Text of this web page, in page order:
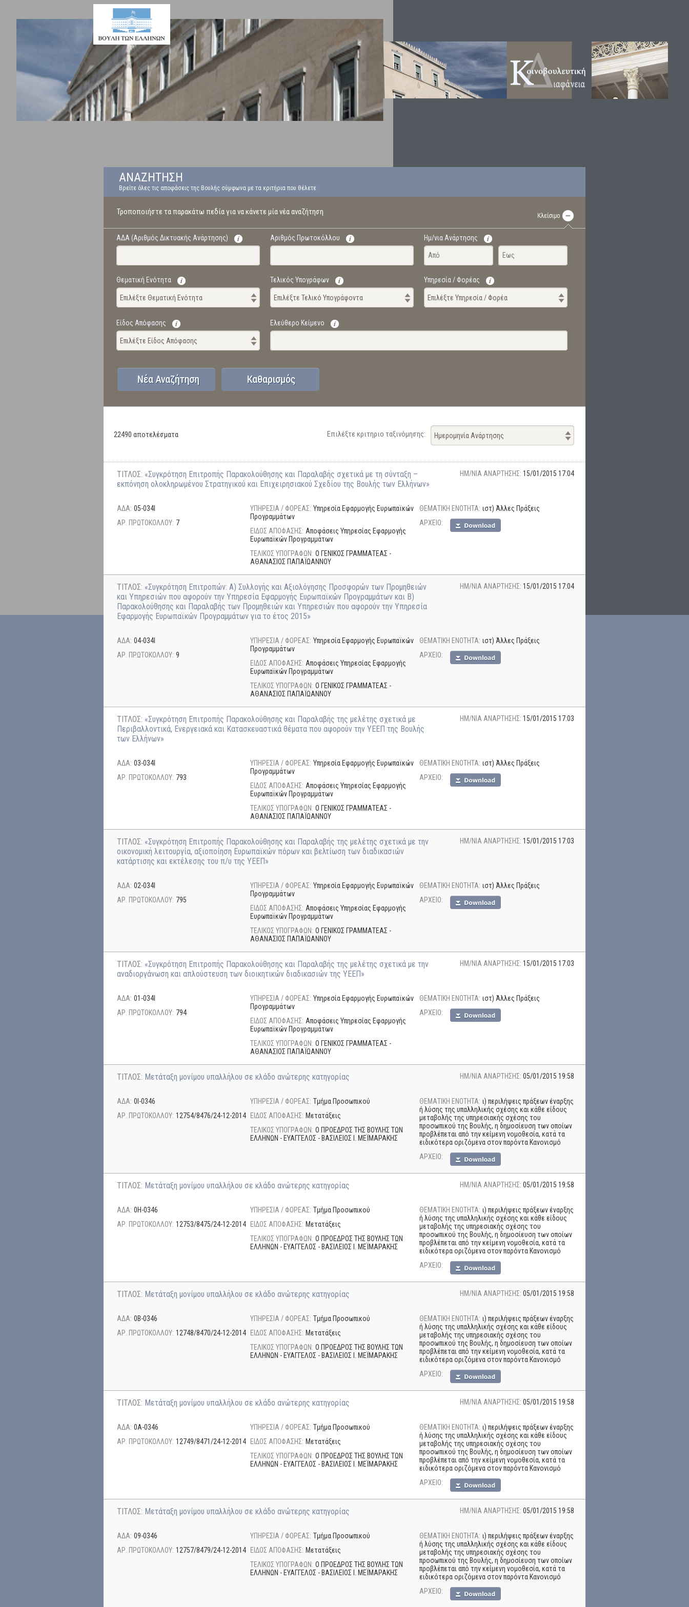
ΑΝΑΖΗΤΗΣΗ
Βρείτε όλες τις αποφάσεις της Βουλής σύμφωνα με τα κριτήρια που θέλετε
Τροποποιήστε τα παρακάτω πεδία για να κάνετε μία νέα αναζήτηση
ΑΔΑ (Αριθμός Δικτυακής Ανάρτησης) Αριθμός Πρωτοκόλλου Ημ/νια Ανάρτησης
Θεματική Ενότητα
Επιλέξτε Θεματική Ενότητα
Τελικός Υπογράφων
Επιλέξτε Τελικό Υπογράφοντα
Υπηρεσία / Φορέας
Επιλέξτε Υπηρεσία / Φορέα
Είδος Απόφασης
Επιλέξτε Είδος Απόφασης
Ελεύθερο Κείμενο
22490 αποτελέσματα Επιλέξτε κριτηριο ταξινόμησης: Ημερομηνία Ανάρτησης
ΤΙΤΛΟΣ: «Συγκρότηση Επιτροπής Παρακολούθησης και Παραλαβής σχετικά με τη σύνταξη –
εκπόνηση ολοκληρωμένου Στρατηγικού και Επιχειρησιακού Σχεδίου της Βουλής των Ελλήνων»
ΗΜ/ΝΙΑ ΑΝΑΡΤΗΣΗΣ: 15/01/2015 17:04
ΑΔΑ: 05-034Ι
ΑΡ. ΠΡΩΤΟΚΟΛΛΟΥ: 7
ΥΠΗΡΕΣΙΑ / ΦΟΡΕΑΣ: Υπηρεσία Εφαρμογής Ευρωπαϊκών
Προγραμμάτων
ΕΙΔΟΣ ΑΠΟΦΑΣΗΣ: Αποφάσεις Υπηρεσίας Εφαρμογής
Ευρωπαϊκών Προγραμμάτων
ΤΕΛΙΚΟΣ ΥΠΟΓΡΑΦΩΝ: Ο ΓΕΝΙΚΟΣ ΓΡΑΜΜΑΤΕΑΣ -
ΑΘΑΝΑΣΙΟΣ ΠΑΠΑΪΩΑΝΝΟΥ
ΘΕΜΑΤΙΚΗ ΕΝΟΤΗΤΑ: ιστ) Άλλες Πράξεις
AΡΧΕΙΟ:
ΤΙΤΛΟΣ: «Συγκρότηση Επιτροπών: Α) Συλλογής και Αξιολόγησης Προσφορών των Προμηθειών
και Υπηρεσιών που αφορούν την Υπηρεσία Εφαρμογής Ευρωπαϊκών Προγραμμάτων και Β)
Παρακολούθησης και Παραλαβής των Προμηθειών και Υπηρεσιών που αφορούν την Υπηρεσία
Εφαρμογής Ευρωπαϊκών Προγραμμάτων για το έτος 2015»
ΗΜ/ΝΙΑ ΑΝΑΡΤΗΣΗΣ: 15/01/2015 17:04
ΑΔΑ: 04-034Ι
ΑΡ. ΠΡΩΤΟΚΟΛΛΟΥ: 9
ΥΠΗΡΕΣΙΑ / ΦΟΡΕΑΣ: Υπηρεσία Εφαρμογής Ευρωπαϊκών
Προγραμμάτων
ΕΙΔΟΣ ΑΠΟΦΑΣΗΣ: Αποφάσεις Υπηρεσίας Εφαρμογής
Ευρωπαϊκών Προγραμμάτων
ΤΕΛΙΚΟΣ ΥΠΟΓΡΑΦΩΝ: Ο ΓΕΝΙΚΟΣ ΓΡΑΜΜΑΤΕΑΣ -
ΑΘΑΝΑΣΙΟΣ ΠΑΠΑΪΩΑΝΝΟΥ
ΘΕΜΑΤΙΚΗ ΕΝΟΤΗΤΑ: ιστ) Άλλες Πράξεις
AΡΧΕΙΟ:
ΤΙΤΛΟΣ: «Συγκρότηση Επιτροπής Παρακολούθησης και Παραλαβής της μελέτης σχετικά με
Περιβαλλοντικά, Ενεργειακά και Κατασκευαστικά θέματα που αφορούν την ΥΕΕΠ της Βουλής
των Ελλήνων»
ΗΜ/ΝΙΑ ΑΝΑΡΤΗΣΗΣ: 15/01/2015 17:03
ΑΔΑ: 03-034Ι
ΑΡ. ΠΡΩΤΟΚΟΛΛΟΥ: 793
ΥΠΗΡΕΣΙΑ / ΦΟΡΕΑΣ: Υπηρεσία Εφαρμογής Ευρωπαϊκών
Προγραμμάτων
ΕΙΔΟΣ ΑΠΟΦΑΣΗΣ: Αποφάσεις Υπηρεσίας Εφαρμογής
Ευρωπαϊκών Προγραμμάτων
ΤΕΛΙΚΟΣ ΥΠΟΓΡΑΦΩΝ: Ο ΓΕΝΙΚΟΣ ΓΡΑΜΜΑΤΕΑΣ -
ΑΘΑΝΑΣΙΟΣ ΠΑΠΑΪΩΑΝΝΟΥ
ΘΕΜΑΤΙΚΗ ΕΝΟΤΗΤΑ: ιστ) Άλλες Πράξεις
AΡΧΕΙΟ:
ΤΙΤΛΟΣ: «Συγκρότηση Επιτροπής Παρακολούθησης και Παραλαβής της μελέτης σχετικά με την
οικονομική λειτουργία, αξιοποίηση Ευρωπαϊκών πόρων και βελτίωση των διαδικασιών
κατάρτισης και εκτέλεσης του π/υ της ΥΕΕΠ»
ΗΜ/ΝΙΑ ΑΝΑΡΤΗΣΗΣ: 15/01/2015 17:03
ΑΔΑ: 02-034Ι
ΑΡ. ΠΡΩΤΟΚΟΛΛΟΥ: 795
ΥΠΗΡΕΣΙΑ / ΦΟΡΕΑΣ: Υπηρεσία Εφαρμογής Ευρωπαϊκών
Προγραμμάτων
ΕΙΔΟΣ ΑΠΟΦΑΣΗΣ: Αποφάσεις Υπηρεσίας Εφαρμογής
Ευρωπαϊκών Προγραμμάτων
ΤΕΛΙΚΟΣ ΥΠΟΓΡΑΦΩΝ: Ο ΓΕΝΙΚΟΣ ΓΡΑΜΜΑΤΕΑΣ -
ΑΘΑΝΑΣΙΟΣ ΠΑΠΑΪΩΑΝΝΟΥ
ΘΕΜΑΤΙΚΗ ΕΝΟΤΗΤΑ: ιστ) Άλλες Πράξεις
AΡΧΕΙΟ:
ΤΙΤΛΟΣ: «Συγκρότηση Επιτροπής Παρακολούθησης και Παραλαβής της μελέτης σχετικά με την
αναδιοργάνωση και απλούστευση των διοικητικών διαδικασιών της ΥΕΕΠ»
ΗΜ/ΝΙΑ ΑΝΑΡΤΗΣΗΣ: 15/01/2015 17:03
ΑΔΑ: 01-034Ι
ΑΡ. ΠΡΩΤΟΚΟΛΛΟΥ: 794
ΥΠΗΡΕΣΙΑ / ΦΟΡΕΑΣ: Υπηρεσία Εφαρμογής Ευρωπαϊκών
Προγραμμάτων
ΕΙΔΟΣ ΑΠΟΦΑΣΗΣ: Αποφάσεις Υπηρεσίας Εφαρμογής
Ευρωπαϊκών Προγραμμάτων
ΤΕΛΙΚΟΣ ΥΠΟΓΡΑΦΩΝ: Ο ΓΕΝΙΚΟΣ ΓΡΑΜΜΑΤΕΑΣ -
ΑΘΑΝΑΣΙΟΣ ΠΑΠΑΪΩΑΝΝΟΥ
ΘΕΜΑΤΙΚΗ ΕΝΟΤΗΤΑ: ιστ) Άλλες Πράξεις
AΡΧΕΙΟ:
ΤΙΤΛΟΣ: Μετάταξη μονίμου υπαλλήλου σε κλάδο ανώτερης κατηγορίας ΗΜ/ΝΙΑ ΑΝΑΡΤΗΣΗΣ: 05/01/2015 19:58
ΑΔΑ: 0Ι-0346
ΑΡ. ΠΡΩΤΟΚΟΛΛΟΥ: 12754/8476/24-12-2014
ΥΠΗΡΕΣΙΑ / ΦΟΡΕΑΣ: Τμήμα Προσωπικού
ΕΙΔΟΣ ΑΠΟΦΑΣΗΣ: Μετατάξεις
ΤΕΛΙΚΟΣ ΥΠΟΓΡΑΦΩΝ: Ο ΠΡΟΕΔΡΟΣ ΤΗΣ ΒΟΥΛΗΣ ΤΩΝ
ΕΛΛΗΝΩΝ - ΕΥΑΓΓΕΛΟΣ - ΒΑΣΙΛΕΙΟΣ I. ΜΕΪΜΑΡΑΚΗΣ
ΘΕΜΑΤΙΚΗ ΕΝΟΤΗΤΑ: ι) περιλήψεις πράξεων έναρξης
ή λύσης της υπαλληλικής σχέσης και κάθε είδους
μεταβολής της υπηρεσιακής σχέσης του
προσωπικού της Βουλής, η δημοσίευση των οποίων
προβλέπεται από την κείμενη νομοθεσία, κατά τα
ειδικότερα οριζόμενα στον παρόντα Κανονισμό
AΡΧΕΙΟ:
ΤΙΤΛΟΣ: Μετάταξη μονίμου υπαλλήλου σε κλάδο ανώτερης κατηγορίας ΗΜ/ΝΙΑ ΑΝΑΡΤΗΣΗΣ: 05/01/2015 19:58
ΑΔΑ: 0Η-0346
ΑΡ. ΠΡΩΤΟΚΟΛΛΟΥ: 12753/8475/24-12-2014
ΥΠΗΡΕΣΙΑ / ΦΟΡΕΑΣ: Τμήμα Προσωπικού
ΕΙΔΟΣ ΑΠΟΦΑΣΗΣ: Μετατάξεις
ΤΕΛΙΚΟΣ ΥΠΟΓΡΑΦΩΝ: Ο ΠΡΟΕΔΡΟΣ ΤΗΣ ΒΟΥΛΗΣ ΤΩΝ
ΕΛΛΗΝΩΝ - ΕΥΑΓΓΕΛΟΣ - ΒΑΣΙΛΕΙΟΣ I. ΜΕΪΜΑΡΑΚΗΣ
ΘΕΜΑΤΙΚΗ ΕΝΟΤΗΤΑ: ι) περιλήψεις πράξεων έναρξης
ή λύσης της υπαλληλικής σχέσης και κάθε είδους
μεταβολής της υπηρεσιακής σχέσης του
προσωπικού της Βουλής, η δημοσίευση των οποίων
προβλέπεται από την κείμενη νομοθεσία, κατά τα
ειδικότερα οριζόμενα στον παρόντα Κανονισμό
AΡΧΕΙΟ:
ΤΙΤΛΟΣ: Μετάταξη μονίμου υπαλλήλου σε κλάδο ανώτερης κατηγορίας ΗΜ/ΝΙΑ ΑΝΑΡΤΗΣΗΣ: 05/01/2015 19:58
ΑΔΑ: 0Β-0346
ΑΡ. ΠΡΩΤΟΚΟΛΛΟΥ: 12748/8470/24-12-2014
ΥΠΗΡΕΣΙΑ / ΦΟΡΕΑΣ: Τμήμα Προσωπικού
ΕΙΔΟΣ ΑΠΟΦΑΣΗΣ: Μετατάξεις
ΤΕΛΙΚΟΣ ΥΠΟΓΡΑΦΩΝ: Ο ΠΡΟΕΔΡΟΣ ΤΗΣ ΒΟΥΛΗΣ ΤΩΝ
ΕΛΛΗΝΩΝ - ΕΥΑΓΓΕΛΟΣ - ΒΑΣΙΛΕΙΟΣ I. ΜΕΪΜΑΡΑΚΗΣ
ΘΕΜΑΤΙΚΗ ΕΝΟΤΗΤΑ: ι) περιλήψεις πράξεων έναρξης
ή λύσης της υπαλληλικής σχέσης και κάθε είδους
μεταβολής της υπηρεσιακής σχέσης του
προσωπικού της Βουλής, η δημοσίευση των οποίων
προβλέπεται από την κείμενη νομοθεσία, κατά τα
ειδικότερα οριζόμενα στον παρόντα Κανονισμό
AΡΧΕΙΟ:
ΤΙΤΛΟΣ: Μετάταξη μονίμου υπαλλήλου σε κλάδο ανώτερης κατηγορίας ΗΜ/ΝΙΑ ΑΝΑΡΤΗΣΗΣ: 05/01/2015 19:58
ΑΔΑ: 0Α-0346
ΑΡ. ΠΡΩΤΟΚΟΛΛΟΥ: 12749/8471/24-12-2014
ΥΠΗΡΕΣΙΑ / ΦΟΡΕΑΣ: Τμήμα Προσωπικού
ΕΙΔΟΣ ΑΠΟΦΑΣΗΣ: Μετατάξεις
ΤΕΛΙΚΟΣ ΥΠΟΓΡΑΦΩΝ: Ο ΠΡΟΕΔΡΟΣ ΤΗΣ ΒΟΥΛΗΣ ΤΩΝ
ΕΛΛΗΝΩΝ - ΕΥΑΓΓΕΛΟΣ - ΒΑΣΙΛΕΙΟΣ I. ΜΕΪΜΑΡΑΚΗΣ
ΘΕΜΑΤΙΚΗ ΕΝΟΤΗΤΑ: ι) περιλήψεις πράξεων έναρξης
ή λύσης της υπαλληλικής σχέσης και κάθε είδους
μεταβολής της υπηρεσιακής σχέσης του
προσωπικού της Βουλής, η δημοσίευση των οποίων
προβλέπεται από την κείμενη νομοθεσία, κατά τα
ειδικότερα οριζόμενα στον παρόντα Κανονισμό
AΡΧΕΙΟ:
ΤΙΤΛΟΣ: Μετάταξη μονίμου υπαλλήλου σε κλάδο ανώτερης κατηγορίας ΗΜ/ΝΙΑ ΑΝΑΡΤΗΣΗΣ: 05/01/2015 19:58
ΑΔΑ: 09-0346
ΑΡ. ΠΡΩΤΟΚΟΛΛΟΥ: 12757/8479/24-12-2014
ΥΠΗΡΕΣΙΑ / ΦΟΡΕΑΣ: Τμήμα Προσωπικού
ΕΙΔΟΣ ΑΠΟΦΑΣΗΣ: Μετατάξεις
ΤΕΛΙΚΟΣ ΥΠΟΓΡΑΦΩΝ: Ο ΠΡΟΕΔΡΟΣ ΤΗΣ ΒΟΥΛΗΣ ΤΩΝ
ΕΛΛΗΝΩΝ - ΕΥΑΓΓΕΛΟΣ - ΒΑΣΙΛΕΙΟΣ I. ΜΕΪΜΑΡΑΚΗΣ
ΘΕΜΑΤΙΚΗ ΕΝΟΤΗΤΑ: ι) περιλήψεις πράξεων έναρξης
ή λύσης της υπαλληλικής σχέσης και κάθε είδους
μεταβολής της υπηρεσιακής σχέσης του
προσωπικού της Βουλής, η δημοσίευση των οποίων
προβλέπεται από την κείμενη νομοθεσία, κατά τα
ειδικότερα οριζόμενα στον παρόντα Κανονισμό
AΡΧΕΙΟ: